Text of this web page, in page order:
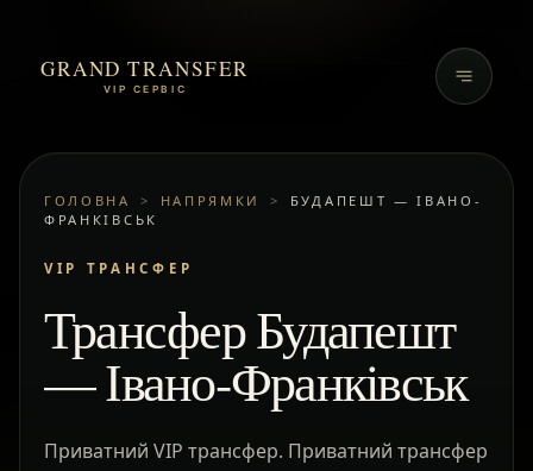
GRAND TRANSFER
VIP СЕРВІС
ГОЛОВНА > НАПРЯМКИ >
БУДАПЕШТ — ІВАНО-
ФРАНКІВСЬК
VIP ТРАНСФЕР
Трансфер Будапешт
— Івано-Франківськ
Приватний VIP трансфер. Приватний трансфер